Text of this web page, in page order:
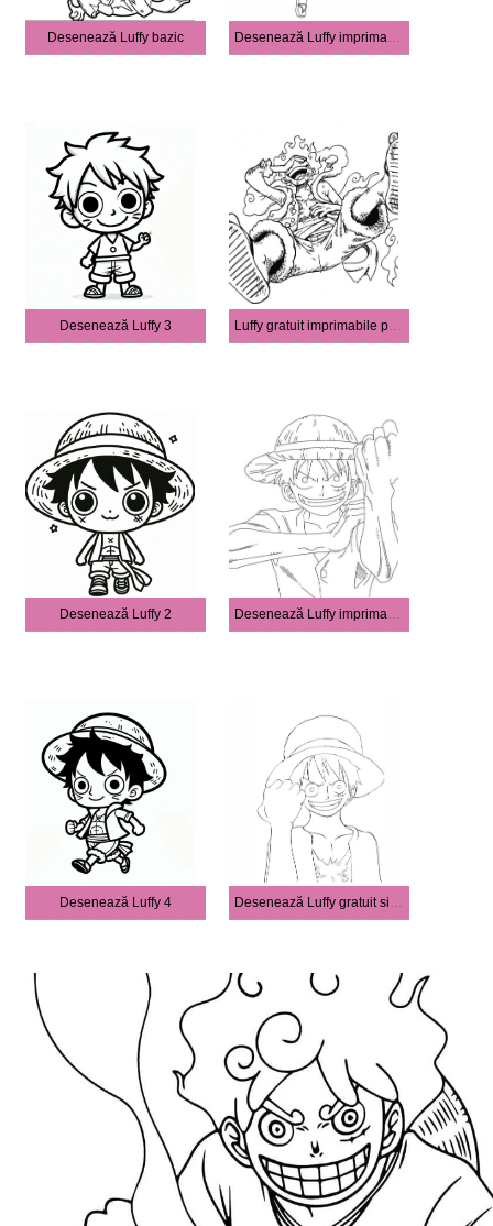
Desenează Luffy bazic Desenează Luffy imprimabil simplu
Desenează Luffy 3 Luffy gratuit imprimabile pentru copii
Desenează Luffy 2 Desenează Luffy imprimabil gratuit
Desenează Luffy 4 Desenează Luffy gratuit simplu